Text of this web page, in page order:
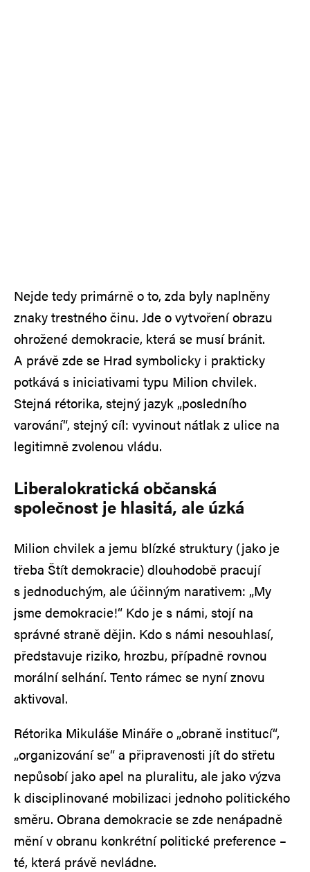
Nejde tedy primárně o to, zda byly naplněny
znaky trestného činu. Jde o vytvoření obrazu
ohrožené demokracie, která se musí bránit.
A právě zde se Hrad symbolicky i prakticky
potkává s iniciativami typu Milion chvilek.
Stejná rétorika, stejný jazyk „posledního
varování“, stejný cíl: vyvinout nátlak z ulice na
legitimně zvolenou vládu.
Liberalokratická občanská
společnost je hlasitá, ale úzká
Milion chvilek a jemu blízké struktury (jako je
třeba Štít demokracie) dlouhodobě pracují
s jednoduchým, ale účinným narativem: „My
jsme demokracie!“ Kdo je s námi, stojí na
správné straně dějin. Kdo s námi nesouhlasí,
představuje riziko, hrozbu, případně rovnou
morální selhání. Tento rámec se nyní znovu
aktivoval.
Rétorika Mikuláše Mináře o „obraně institucí“,
„organizování se“ a připravenosti jít do střetu
nepůsobí jako apel na pluralitu, ale jako výzva
k disciplinované mobilizaci jednoho politického
směru. Obrana demokracie se zde nenápadně
mění v obranu konkrétní politické preference –
té, která právě nevládne.